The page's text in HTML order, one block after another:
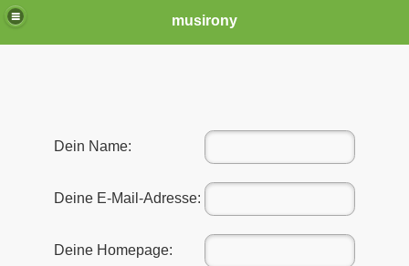
musirony
Dein Name:
Deine E-Mail-Adresse:
Deine Homepage: